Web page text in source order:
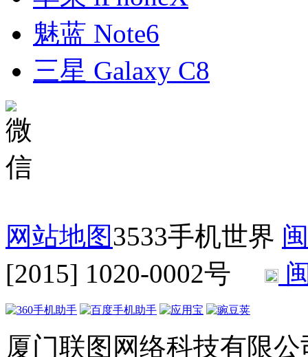
魅蓝 Note6
三星 Galaxy C8
网站地图3533手机世界
[2015] 1020-0002号
厦门联图网络科技有限公